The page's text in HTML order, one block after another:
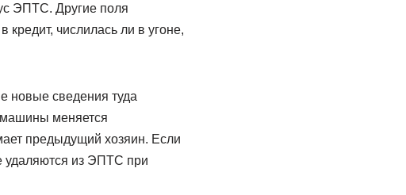
ЭПТС. Другие поля
числилась ли в угоне,
новые сведения туда
машины меняется
предыдущий хозяин. Если
удаляются из ЭПТС при